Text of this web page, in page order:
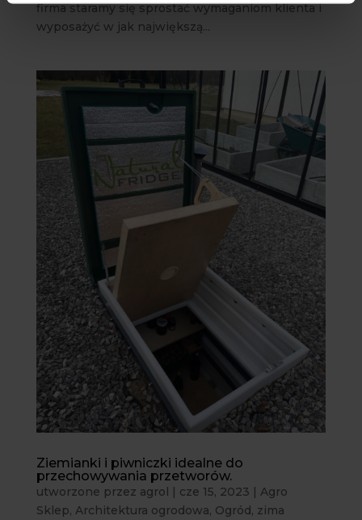
firma staramy się sprostać wymaganiom klienta i
wyposażyć w jak największą...
Ziemianki i piwniczki idealne do
przechowywania przetworów.
utworzone przez agrol | cze 15, 2023 | Agro
Sklep, Architektura ogrodowa, Ogród, zima